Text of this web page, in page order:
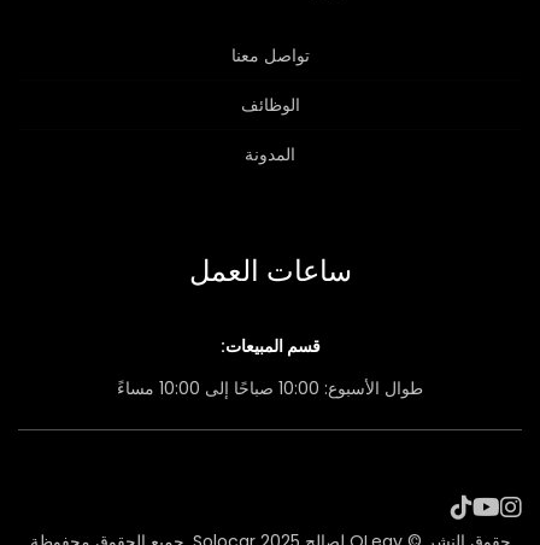
تواصل معنا
الوظائف
المدونة
ساعات العمل
قسم المبيعات:
طوال الأسبوع: 10:00 صباحًا إلى 10:00 مساءً